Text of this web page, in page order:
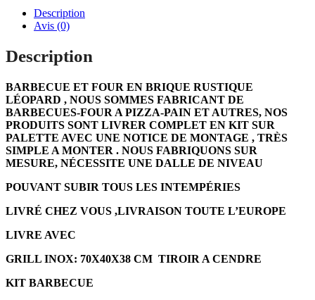
Description
Avis (0)
Description
BARBECUE ET FOUR EN BRIQUE RUSTIQUE
LÉOPARD , NOUS SOMMES FABRICANT DE
BARBECUES-FOUR A PIZZA-PAIN ET AUTRES, NOS
PRODUITS SONT LIVRER COMPLET EN KIT SUR
PALETTE AVEC UNE NOTICE DE MONTAGE , TRÈS
SIMPLE A MONTER . NOUS FABRIQUONS SUR
MESURE, NÉCESSITE UNE DALLE DE NIVEAU
POUVANT SUBIR TOUS LES INTEMPÉRIES
LIVRÉ CHEZ VOUS ,LIVRAISON TOUTE L’EUROPE
LIVRE AVEC
GRILL INOX: 70X40X38 CM TIROIR A CENDRE
KIT BARBECUE